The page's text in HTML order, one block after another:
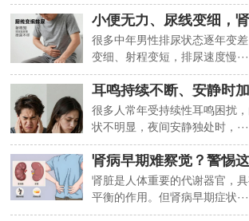
小便无力、尿线变细，肾
很多中年男性排尿状态逐年变
变细、射程变短，排尿速度慢···
耳鸣持续不断、安静时加
很多人常年受持续性耳鸣困扰
状不明显，夜间安静独处时，···
肾病早期难察觉？警惕这
肾脏是人体重要的代谢器官，
平衡的作用。但肾病早期症状···